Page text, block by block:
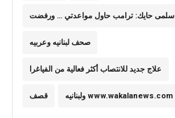
سلمى حايك: ترامب حاول مواعدتي … ورفضت
صحف لبنانيه وعربيه
علاج جديد للانتصاب أكثر فعالية من الفياغرا
قصف ولبنانيه www.wakalanews.com